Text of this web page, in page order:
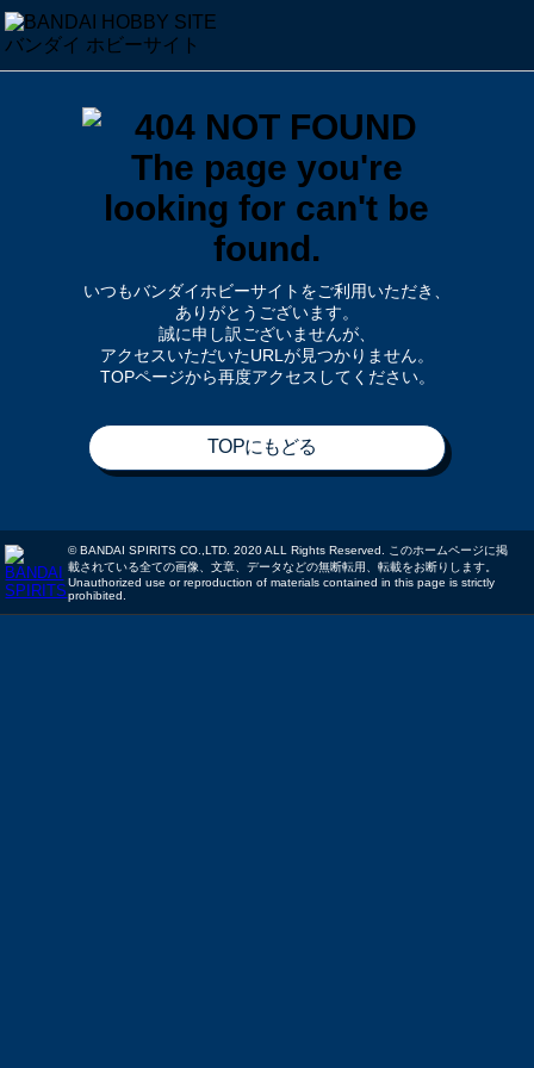
いつもバンダイホビーサイトをご利用いただき、
ありがとうございます。
誠に申し訳ございませんが、
アクセスいただいたURLが見つかりません。
TOPページから再度アクセスしてください。
TOPにもどる
© BANDAI SPIRITS CO.,LTD. 2020 ALL Rights Reserved. このホームページに掲
載されている全ての画像、文章、データなどの無断転用、転載をお断りします。
Unauthorized use or reproduction of materials contained in this page is strictly
prohibited.